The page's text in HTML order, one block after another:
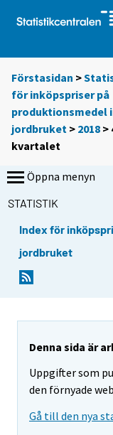
Förstasidan >
för inköpspriser på
produktionsmedel
jordbruket > 2018 >
kvartalet
Öppna menyn
STATISTIK
Index för
jordbruket
Denna sida är
Uppgifter som
den förnyade
Gå till den nya